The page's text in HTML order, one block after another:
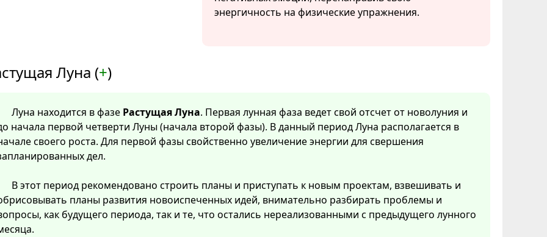
энергичность на физические упражнения.
Луна (+)
Луна находится в фазе Растущая Луна. Первая лунная фаза ведет свой отсчет от новолуния и
начала первой четверти Луны (начала второй фазы). В данный период Луна располагается в
своего роста. Для первой фазы свойственно увеличение энергии для свершения
дел.
В этот период рекомендовано строить планы и приступать к новым проектам, взвешивать и
планы развития новоиспеченных идей, внимательно разбирать проблемы и
как будущего периода, так и те, что остались нереализованными с предыдущего лунного